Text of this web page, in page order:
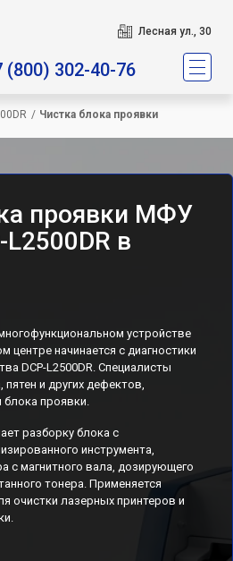
Лесная ул., 30
(800) 302-40-76
/ Чистка блока проявки
проявки МФУ
в
устройстве
центре начинается с диагностики
DCP-L2500DR. Специалисты
и других дефектов,
блока проявки.
разборку блока с
инструмента,
с магнитного вала, дозирующего
тонера. Применяется
очистки лазерных принтеров и